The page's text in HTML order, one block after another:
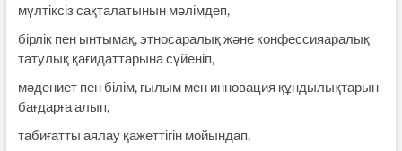
мүлтіксіз сақталатынын мәлімдеп,
бірлік пен ынтымақ, этносаралық және конфессияаралық
татулық қағидаттарына сүйеніп,
мәдениет пен білім, ғылым мен инновация құндылық­тарын
бағдарға алып,
табиғатты аялау қажеттігін мойындап,